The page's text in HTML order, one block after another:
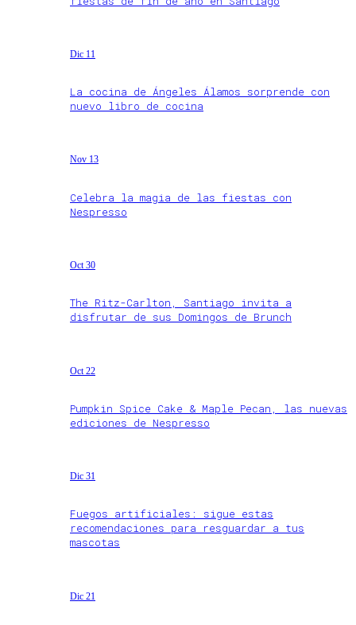
Dic 11
La cocina de Ángeles Álamos sorprende con
nuevo libro de cocina
Nov 13
Celebra la magia de las fiestas con
Nespresso
Oct 30
The Ritz-Carlton, Santiago invita a
disfrutar de sus Domingos de Brunch
Oct 22
Pumpkin Spice Cake & Maple Pecan, las nuevas
ediciones de Nespresso
Dic 31
Fuegos artificiales: sigue estas
recomendaciones para resguardar a tus
mascotas
Dic 21